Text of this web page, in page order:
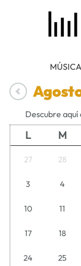
MÚSICA
Descubre
L M
27 28
3 4
10 11
17 18
24 25